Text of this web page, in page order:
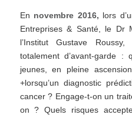
En novembre 2016, lors
Entreprises & Santé, le Dr
l’Institut Gustave
totalement d’avant-garde
jeunes, en pleine
+lorsqu’un diagnostic
cancer ? Engage-t-on un
on ? Quels risques